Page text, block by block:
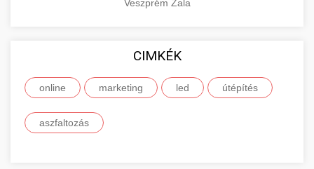
Veszprém Zala
CIMKÉK
online marketing led útépítés
aszfaltozás